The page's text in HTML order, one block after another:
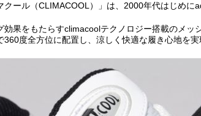
クール（CLIMACOOL）」は、2000年代はじめに
効果をもたらすclimacoolテクノロジー搭載のメッ
360度全方位に配置し、涼しく快適な履き心地を実